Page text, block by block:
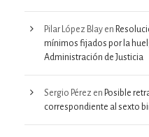
Pilar López Blay en
mínimos fijados por la
Administración de Justicia
Sergio Pérez en Posible
correspondiente al sexto